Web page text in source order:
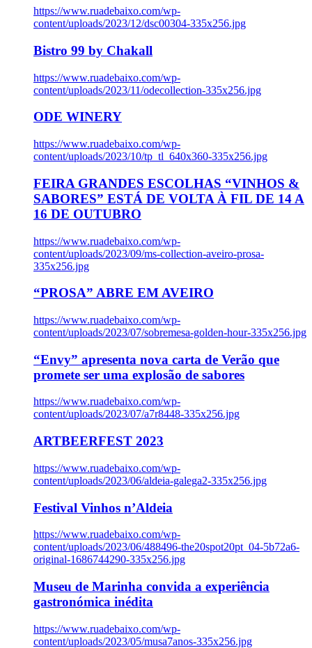
https://www.ruadebaixo.com/wp-
content/uploads/2023/12/dsc00304-335x256.jpg
Bistro 99 by Chakall
https://www.ruadebaixo.com/wp-
content/uploads/2023/11/odecollection-335x256.jpg
ODE WINERY
https://www.ruadebaixo.com/wp-
content/uploads/2023/10/tp_tl_640x360-335x256.jpg
FEIRA GRANDES ESCOLHAS “VINHOS &
SABORES” ESTÁ DE VOLTA À FIL DE 14 A
16 DE OUTUBRO
https://www.ruadebaixo.com/wp-
content/uploads/2023/09/ms-collection-aveiro-prosa-
335x256.jpg
“PROSA” ABRE EM AVEIRO
https://www.ruadebaixo.com/wp-
content/uploads/2023/07/sobremesa-golden-hour-335x256.jpg
“Envy” apresenta nova carta de Verão que
promete ser uma explosão de sabores
https://www.ruadebaixo.com/wp-
content/uploads/2023/07/a7r8448-335x256.jpg
ARTBEERFEST 2023
https://www.ruadebaixo.com/wp-
content/uploads/2023/06/aldeia-galega2-335x256.jpg
Festival Vinhos n’Aldeia
https://www.ruadebaixo.com/wp-
content/uploads/2023/06/488496-the20spot20pt_04-5b72a6-
original-1686744290-335x256.jpg
Museu de Marinha convida a experiência
gastronómica inédita
https://www.ruadebaixo.com/wp-
content/uploads/2023/05/musa7anos-335x256.jpg